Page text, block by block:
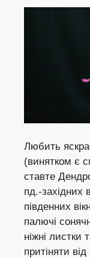
Любить
(винятком є
ставте
пд.-західних
південних
палючі
ніжні листки
притіняти